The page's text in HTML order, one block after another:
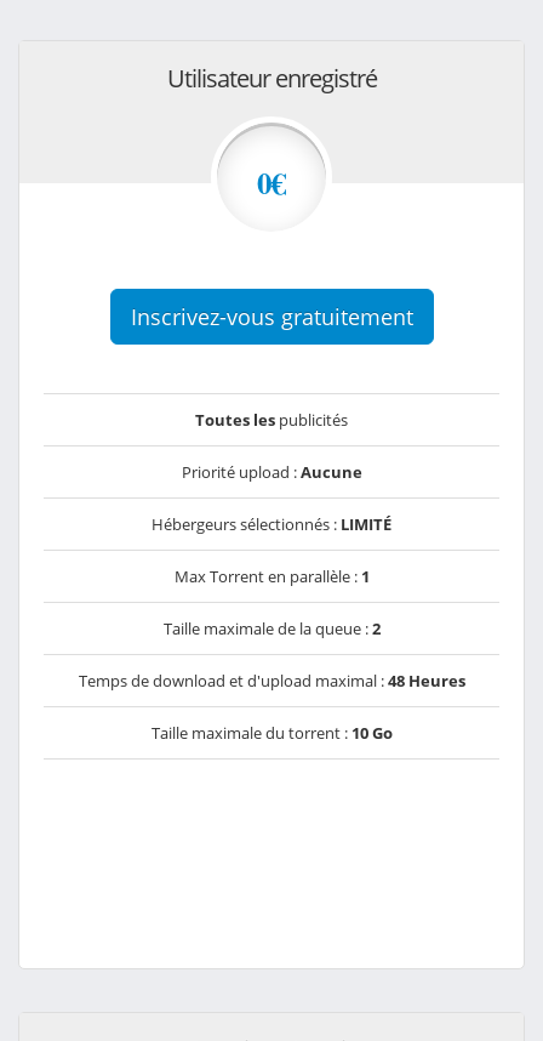
Utilisateur enregistré
0€
Inscrivez-vous gratuitement
Toutes les publicités
Priorité upload :Aucune
Hébergeurs sélectionnés : LIMITÉ
Max Torrent en parallèle : 1
Taille maximale de la queue :2
Temps de download et d'upload maximal :48 Heures
Taille maximale du torrent : 10 Go